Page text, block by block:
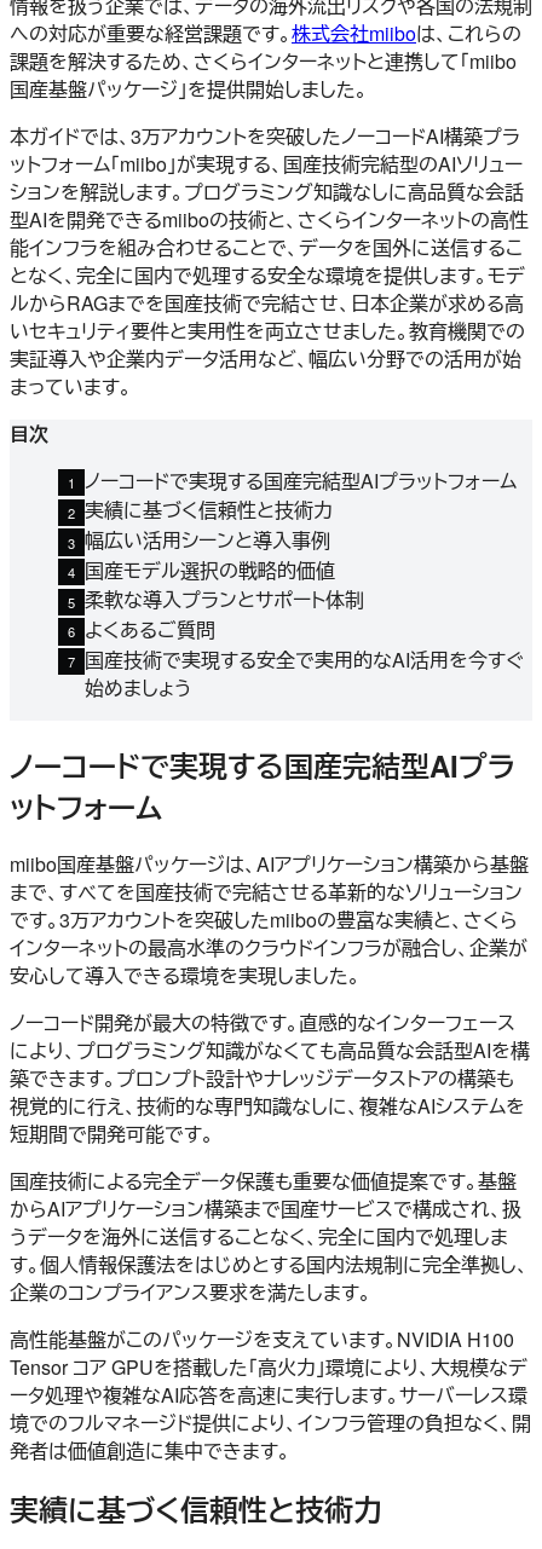
への対応が重要な経営課題です。株式会社miiboは、これらの
課題を解決するため、さくらインターネットと連携して「miibo
国産基盤パッケージ」を提供開始しました。
本ガイドでは、3万アカウントを突破したノーコードAI構築プラ
ットフォーム「miibo」が実現する、国産技術完結型のAIソリュー
ションを解説します。プログラミング知識なしに高品質な会話
型AIを開発できるmiiboの技術と、さくらインターネットの高性
能インフラを組み合わせることで、データを国外に送信するこ
となく、完全に国内で処理する安全な環境を提供します。モデ
ルからRAGまでを国産技術で完結させ、日本企業が求める高
いセキュリティ要件と実用性を両立させました。教育機関での
実証導入や企業内データ活用など、幅広い分野での活用が始
まっています。
目次
ノーコードで実現する国産完結型AIプラットフォーム
実績に基づく信頼性と技術力
幅広い活用シーンと導入事例
国産モデル選択の戦略的価値
柔軟な導入プランとサポート体制
よくあるご質問
国産技術で実現する安全で実用的なAI活用を今すぐ
始めましょう
ノーコードで実現する国産完結型AIプラ
ットフォーム
miibo国産基盤パッケージは、AIアプリケーション構築から基盤
まで、すべてを国産技術で完結させる革新的なソリューション
です。3万アカウントを突破したmiiboの豊富な実績と、さくら
インターネットの最高水準のクラウドインフラが融合し、企業が
安心して導入できる環境を実現しました。
ノーコード開発が最大の特徴です。直感的なインターフェース
により、プログラミング知識がなくても高品質な会話型AIを構
築できます。プロンプト設計やナレッジデータストアの構築も
視覚的に行え、技術的な専門知識なしに、複雑なAIシステムを
短期間で開発可能です。
国産技術による完全データ保護も重要な価値提案です。基盤
からAIアプリケーション構築まで国産サービスで構成され、扱
うデータを海外に送信することなく、完全に国内で処理しま
す。個人情報保護法をはじめとする国内法規制に完全準拠し、
企業のコンプライアンス要求を満たします。
高性能基盤がこのパッケージを支えています。NVIDIA H100
Tensor コア GPUを搭載した「高火力」環境により、大規模なデ
ータ処理や複雑なAI応答を高速に実行します。サーバーレス環
境でのフルマネージド提供により、インフラ管理の負担なく、開
発者は価値創造に集中できます。
実績に基づく信頼性と技術力